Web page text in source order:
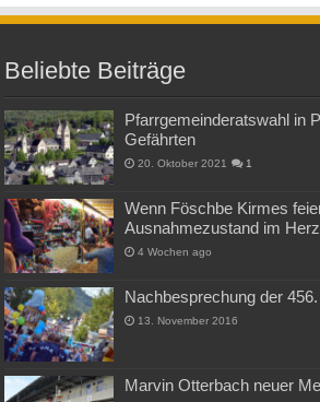
Beliebte Beiträge
Pfarrgemeinderatswahl in
Gefährten
20. Oktober 2021 1
Wenn Föschbe Kirmes
Ausnahmezustand im
4 Wochen ago
Nachbesprechung der
13. November 2016
Marvin Otterbach neuer